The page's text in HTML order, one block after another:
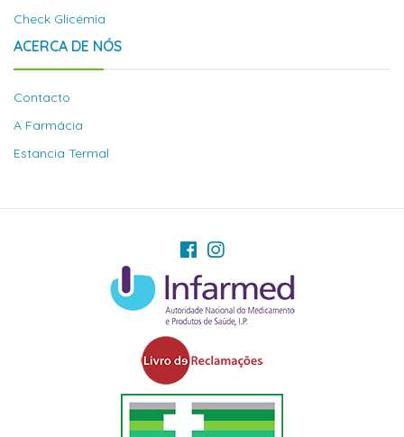
Check Glicémia
ACERCA DE NÓS
Contacto
A Farmácia
Estancia Termal